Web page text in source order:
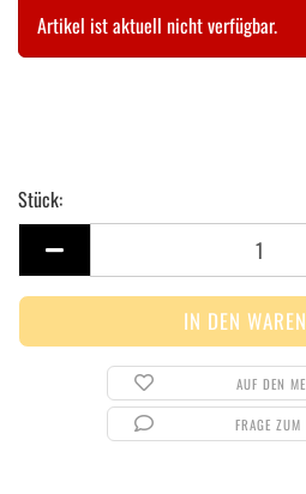
Artikel ist aktuell nicht verfügbar.
Stück:
Stück
AUF DEN
FRAGE ZUM